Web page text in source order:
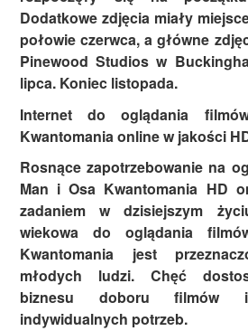
Dodatkowe zdjęcia miały
połowie czerwca, a główne
Pinewood Studios w
lipca. Koniec listopada.
Internet do oglądania
Kwantomania online w jakości
Rosnące zapotrzebowanie na
Man i Osa Kwantomania HD
zadaniem w dzisiejszym
wiekowa do oglądania
Kwantomania jest
młodych ludzi. Chęć
biznesu doboru filmów
indywidualnych potrzeb.